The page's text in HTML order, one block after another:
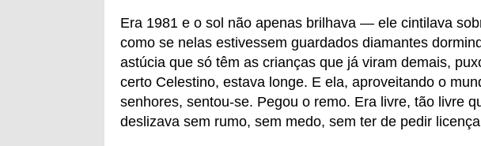
Era 1981 e o sol não apenas brilhava — ele cintilava
como se nelas estivessem guardados diamantes
astúcia que só têm as crianças que já viram demais,
certo Celestino, estava longe. E ela, aproveitando o
senhores, sentou-se. Pegou o remo. Era livre, tão livre
deslizava sem rumo, sem medo, sem ter de pedir